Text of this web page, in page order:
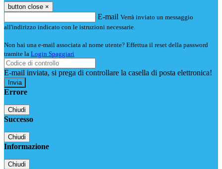
button close ×
E-mail Verrà inviato un messaggio
all'indirizzo indicato con le istruzioni necessarie.
Non hai una e-mail associata al nome utente? Effettua il reset della password
tramite la Login Spaggiari
E-mail inviata, si prega di controllare la casella di posta elettronica!
Errore
Chiudi
Successo
Chiudi
Informazione
Chiudi